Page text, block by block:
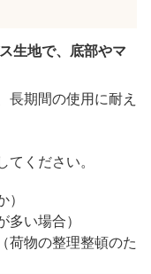
生地で、底部やマ
長期間の使用に耐え
ください。
い場合）
荷物の整理整頓のた